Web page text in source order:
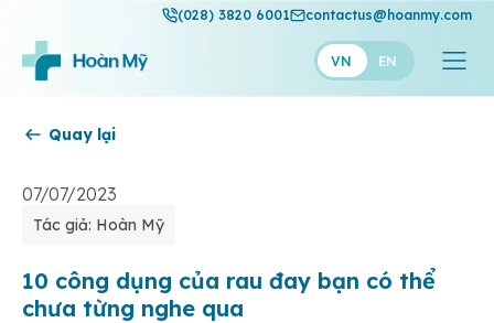
(028) 3820 6001 contactus@hoanmy.com
VN EN
Thuận Mỹ
Quay lại
07/07/2023
Tác giả: Hoàn Mỹ
10 công dụng của rau đay bạn có thể
chưa từng nghe qua